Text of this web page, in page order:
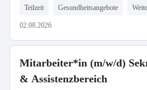
Teilzeit Gesundheitsangebote
02.08.2026
Mitarbeiter*in (m/w/d)
& Assistenzbereich